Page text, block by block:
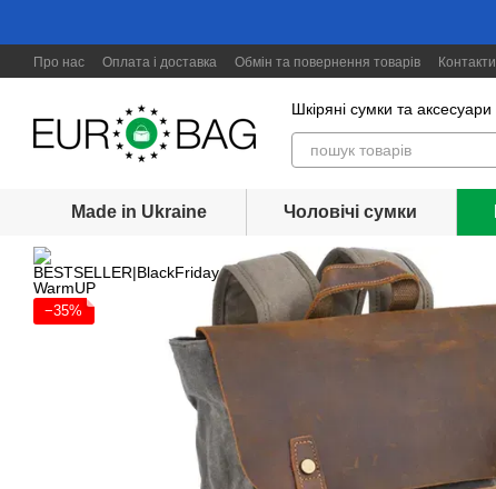
Про нас Оплата і доставка Обмін та повернення товарів Контакти
Шкіряні сумки та аксесуари
Made in Ukraine Чоловічі сумки
−35%